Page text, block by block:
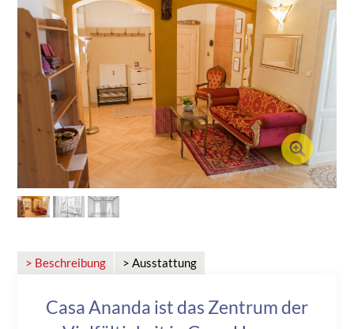
> Beschreibung > Ausstattung
Casa Ananda ist das Zentrum der